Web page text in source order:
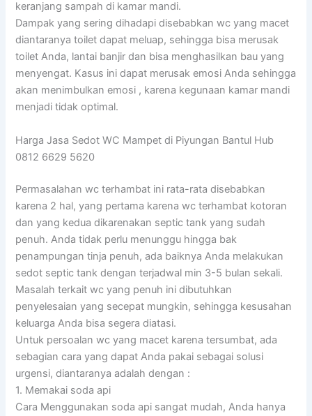
keranjang sampah di kamar mandi.
Dampak yang sering dihadapi disebabkan wc yang macet
diantaranya toilet dapat meluap, sehingga bisa merusak
toilet Anda, lantai banjir dan bisa menghasilkan bau yang
menyengat. Kasus ini dapat merusak emosi Anda sehingga
akan menimbulkan emosi , karena kegunaan kamar mandi
menjadi tidak optimal.
Harga Jasa Sedot WC Mampet di Piyungan Bantul Hub
0812 6629 5620
Permasalahan wc terhambat ini rata-rata disebabkan
karena 2 hal, yang pertama karena wc terhambat kotoran
dan yang kedua dikarenakan septic tank yang sudah
penuh. Anda tidak perlu menunggu hingga bak
penampungan tinja penuh, ada baiknya Anda melakukan
sedot septic tank dengan terjadwal min 3-5 bulan sekali.
Masalah terkait wc yang penuh ini dibutuhkan
penyelesaian yang secepat mungkin, sehingga kesusahan
keluarga Anda bisa segera diatasi.
Untuk persoalan wc yang macet karena tersumbat, ada
sebagian cara yang dapat Anda pakai sebagai solusi
urgensi, diantaranya adalah dengan :
1. Memakai soda api
Cara Menggunakan soda api sangat mudah, Anda hanya